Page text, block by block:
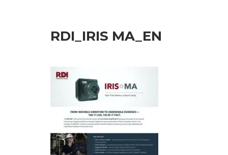
RDI_IRIS MA_EN